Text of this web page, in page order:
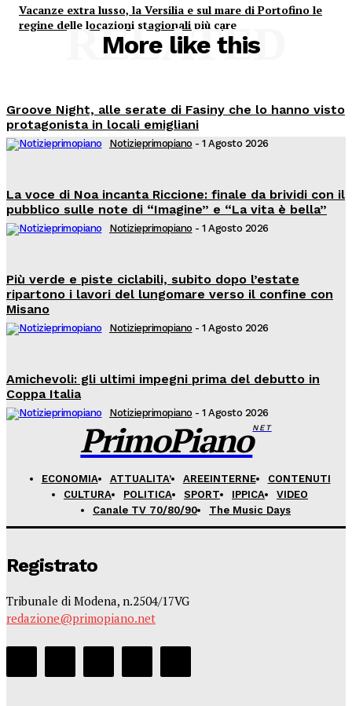
Vacanze extra lusso, la Versilia e sul mare di Portofino le
regine delle locazioni stagionali più care
More like this
RELATED
Groove Night, alle serate di Fasiny che lo hanno visto
protagonista in locali emigliani
Notizieprimopiano - 1 Agosto 2026
La voce di Noa incanta Riccione: finale da brividi con il
pubblico sulle note di “Imagine” e “La vita è bella”
Notizieprimopiano - 1 Agosto 2026
Più verde e piste ciclabili, subito dopo l’estate
ripartono i lavori del lungomare verso il confine con
Misano
Notizieprimopiano - 1 Agosto 2026
Amichevoli: gli ultimi impegni prima del debutto in
Coppa Italia
Notizieprimopiano - 1 Agosto 2026
PrimoPianoNET
ECONOMIA ATTUALITA’ AREEINTERNE
CONTENUTI
CULTURA
POLITICA SPORT IPPICA
VIDEO
Canale TV 70/80/90
The Music Days
Registrato
Tribunale di Modena, n.2504/17VG
redazione@primopiano.net